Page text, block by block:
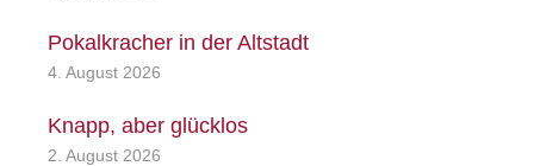
Pokalkracher in der Altstadt
4. August 2026
Knapp, aber glücklos
2. August 2026